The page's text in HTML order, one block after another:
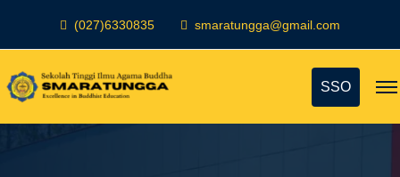
(027)6330835 smaratungga@gmail.com
SSO